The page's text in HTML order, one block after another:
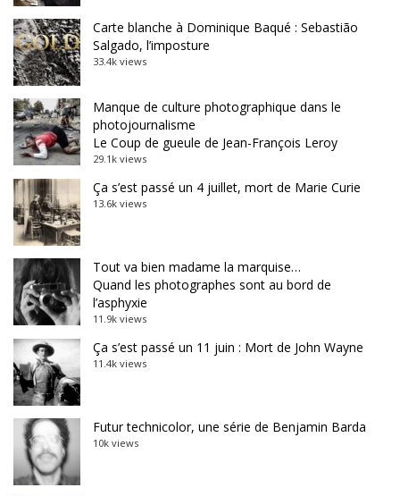
Carte blanche à Dominique Baqué : Sebastião
Salgado, l’imposture
33.4k views
Manque de culture photographique dans le
photojournalisme
Le Coup de gueule de Jean-François Leroy
29.1k views
Ça s’est passé un 4 juillet, mort de Marie Curie
13.6k views
Tout va bien madame la marquise…
Quand les photographes sont au bord de
l’asphyxie
11.9k views
Ça s’est passé un 11 juin : Mort de John Wayne
11.4k views
Futur technicolor, une série de Benjamin Barda
10k views